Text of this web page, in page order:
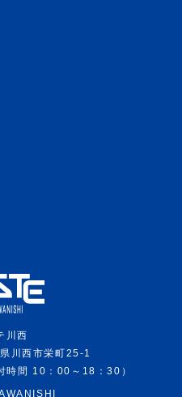
川西
川西市栄町25-1
間 10：00～18：30）